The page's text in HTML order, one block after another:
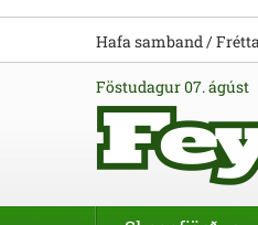
föstudagur 07. ágúst
Hafa samband /